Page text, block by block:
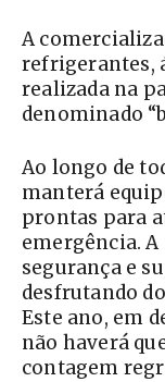
A
refrigerantes,
realizada na
denominado
Ao longo de
manterá
prontas para
emergência.
segurança e
desfrutando
Este ano, em
não haverá
contagem